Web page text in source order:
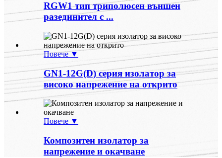
RGW1 тип триполюсен външен
разединител с ...
Повече ▼
GN1-12G(D) серия изолатор за
високо напрежение на открито
Повече ▼
Композитен изолатор за
напрежение и окачване